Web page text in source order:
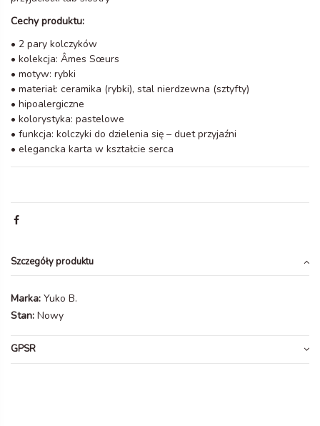
Cechy produktu:
• 2 pary kolczyków
• kolekcja: Âmes Sœurs
• motyw: rybki
• materiał: ceramika (rybki), stal nierdzewna (sztyfty)
• hipoalergiczne
• kolorystyka: pastelowe
• funkcja: kolczyki do dzielenia się – duet przyjaźni
• elegancka karta w kształcie serca
Szczegóły produktu
Marka: Yuko B.
Stan: Nowy
GPSR